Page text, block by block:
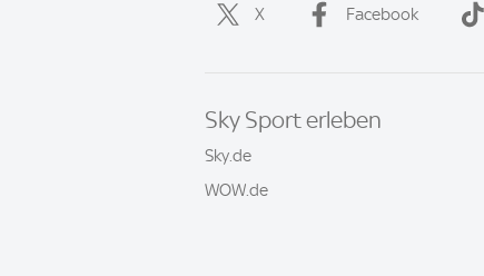
X Facebook
Sky Sport erleben
Sky.de
WOW.de